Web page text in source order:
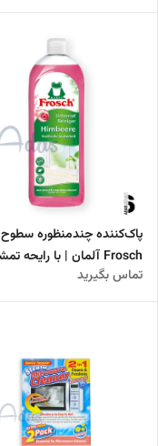
پاک‌کننده چندمنظوره سطوح
Frosch آلمان | با رایحه تمشک
تماس بگیرید